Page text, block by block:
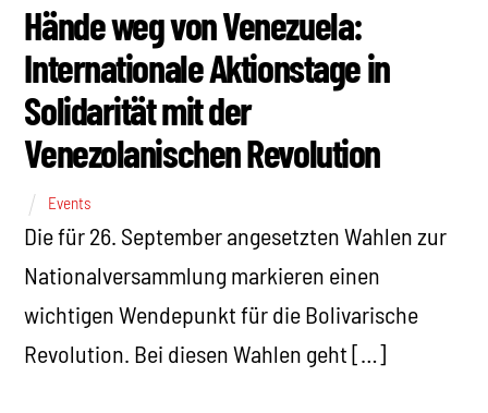
Hände weg von Venezuela:
Internationale Aktionstage in
Solidarität mit der
Venezolanischen Revolution
Events
Die für 26. September angesetzten Wahlen zur
Nationalversammlung markieren einen
wichtigen Wendepunkt für die Bolivarische
Revolution. Bei diesen Wahlen geht […]